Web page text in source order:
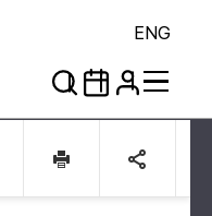
ENG